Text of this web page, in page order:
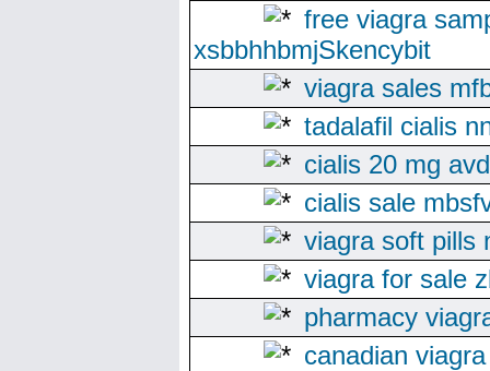
free viagra
xsbbhhbmjSkencybit
viagra sales
tadalafil cialis
cialis 20 mg
cialis sale
viagra soft pills
viagra for sale
pharmacy
canadian